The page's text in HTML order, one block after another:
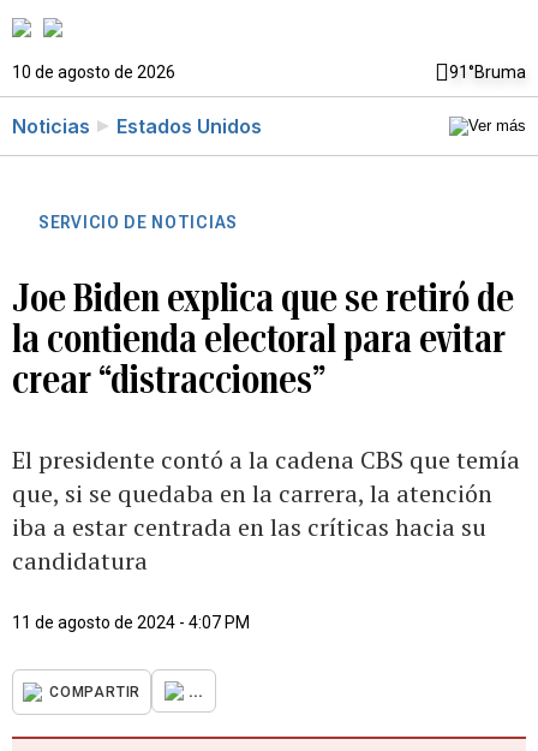
10 de agosto de 2026 91°Bruma
Noticias Estados Unidos
SERVICIO DE NOTICIAS
Joe Biden explica que se retiró de
la contienda electoral para evitar
crear “distracciones”
El presidente contó a la cadena CBS que temía
que, si se quedaba en la carrera, la atención
iba a estar centrada en las críticas hacia su
candidatura
11 de agosto de 2024 - 4:07 PM
COMPARTIR ...